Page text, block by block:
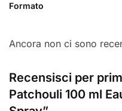
Formato
Ancora non ci sono
Recensisci per
Patchouli 100 ml